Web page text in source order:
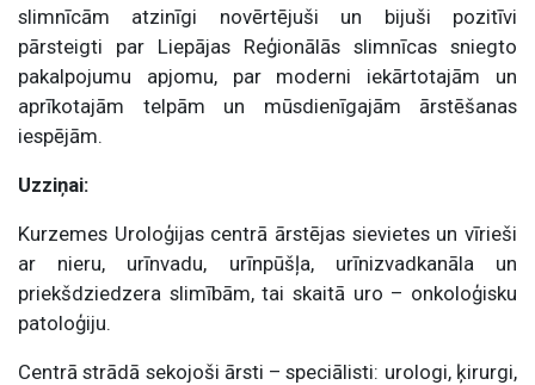
slimnīcām atzinīgi novērtējuši un bijuši pozitīvi
pārsteigti par Liepājas Reģionālās slimnīcas sniegto
pakalpojumu apjomu, par moderni iekārtotajām un
aprīkotajām telpām un mūsdienīgajām ārstēšanas
iespējām.
Uzziņai:
Kurzemes Uroloģijas centrā ārstējas sievietes un vīrieši
ar nieru, urīnvadu, urīnpūšļa, urīnizvadkanāla un
priekšdziedzera slimībām, tai skaitā uro – onkoloģisku
patoloģiju.
Centrā strādā sekojoši ārsti – speciālisti: urologi, ķirurgi,